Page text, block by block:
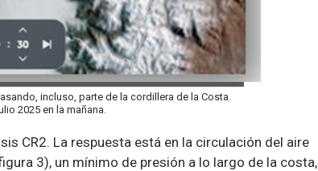
incluso, parte de la cordillera de la Costa.
2025 en la mañana.
CR2. La respuesta está en la circulación del aire
3), un mínimo de presión a lo largo de la costa,